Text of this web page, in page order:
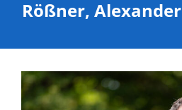
Rößner, Alexander